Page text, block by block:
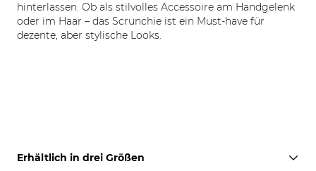
hinterlassen. Ob als stilvolles Accessoire am Handgelenk
oder im Haar – das Scrunchie ist ein Must-have für
dezente, aber stylische Looks.
Erhältlich in drei Größen